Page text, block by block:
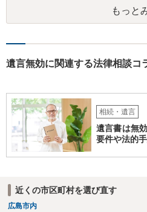
とも言えないのですが、遺言内容と
弁護士に事情等を説明して個別に相
もっと
遺言無効に関連する法律相談コ
相続・遺言
遺言書は無
要件や法的
近くの市区町村を選び直す
広島市内